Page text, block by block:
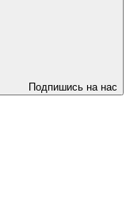
Подпишись на нас